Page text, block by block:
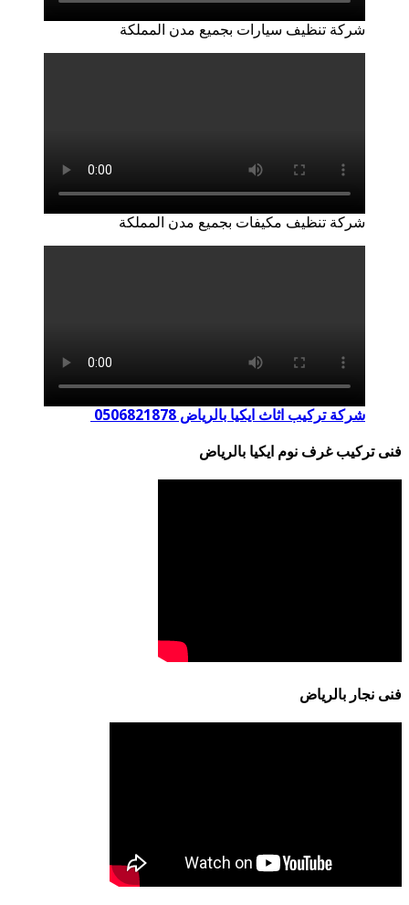
شركة تنظيف سيارات بجميع مدن المملكة
شركة تنظيف مكيفات بجميع مدن المملكة
شركة تركيب اثاث ايكيا بالرياض 0506821878
فنى تركيب غرف نوم ايكيا بالرياض
فنى نجار بالرياض